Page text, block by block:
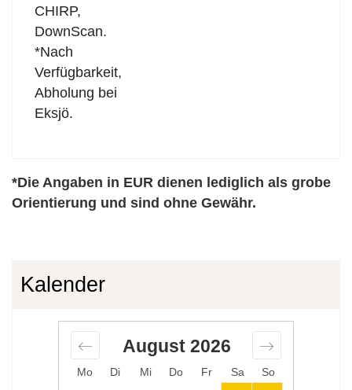
CHIRP,
DownScan.
*Nach
Verfügbarkeit,
Abholung bei
Eksjö.
*Die Angaben in EUR dienen lediglich als grobe
Orientierung und sind ohne Gewähr.
Kalender
Mo Di Mi Do Fr Sa So
August 2026